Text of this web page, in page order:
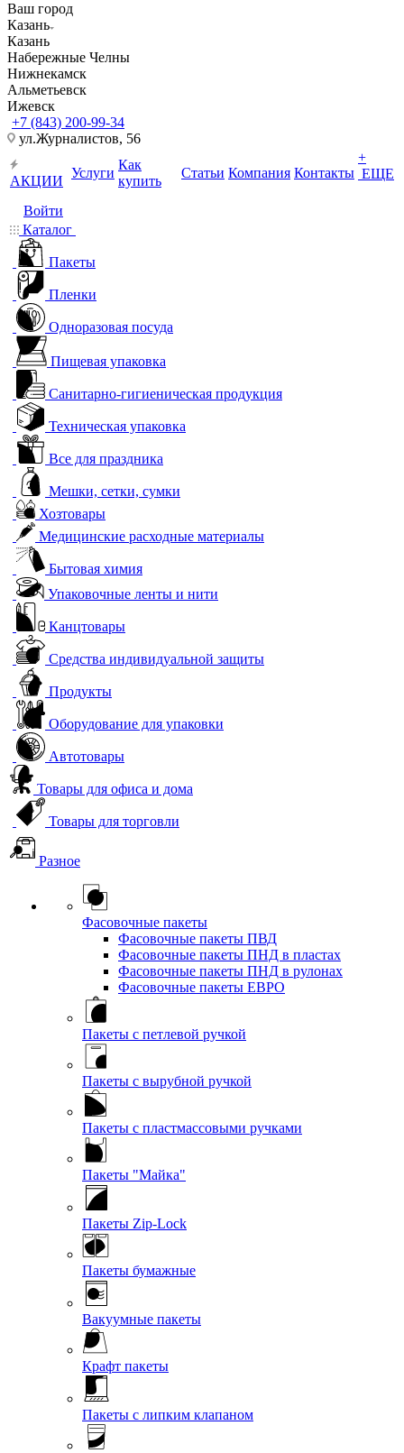
Ваш город
Казань
Казань
Набережные Челны
Нижнекамск
Альметьевск
Ижевск
+7 (843) 200-99-34
ул.Журналистов, 56
АКЦИИ
Услуги
Как
купить
Статьи Компания Контакты
+
ЕЩЕ
Войти
Каталог
Пакеты
Пленки
Одноразовая посуда
Пищевая упаковка
Санитарно-гигиеническая продукция
Техническая упаковка
Все для праздника
Мешки, сетки, сумки
Хозтовары
Медицинские расходные материалы
Бытовая химия
Упаковочные ленты и нити
Канцтовары
Средства индивидуальной защиты
Продукты
Оборудование для упаковки
Автотовары
Товары для офиса и дома
Товары для торговли
Разное
Фасовочные пакеты
Фасовочные пакеты ПВД
Фасовочные пакеты ПНД в пластах
Фасовочные пакеты ПНД в рулонах
Фасовочные пакеты ЕВРО
Пакеты с петлевой ручкой
Пакеты с вырубной ручкой
Пакеты с пластмассовыми ручками
Пакеты "Майка"
Пакеты Zip-Lock
Пакеты бумажные
Вакуумные пакеты
Крафт пакеты
Пакеты с липким клапаном